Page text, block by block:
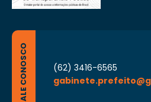
FALE CONOSCO
(62) 3416-6565